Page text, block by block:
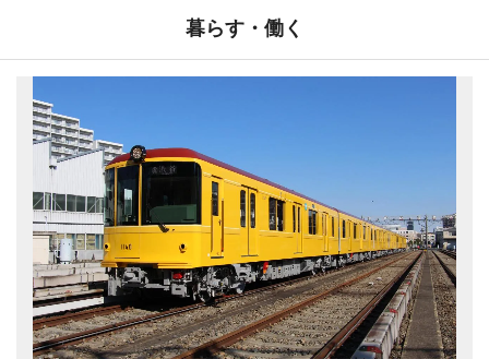
暮らす・働く